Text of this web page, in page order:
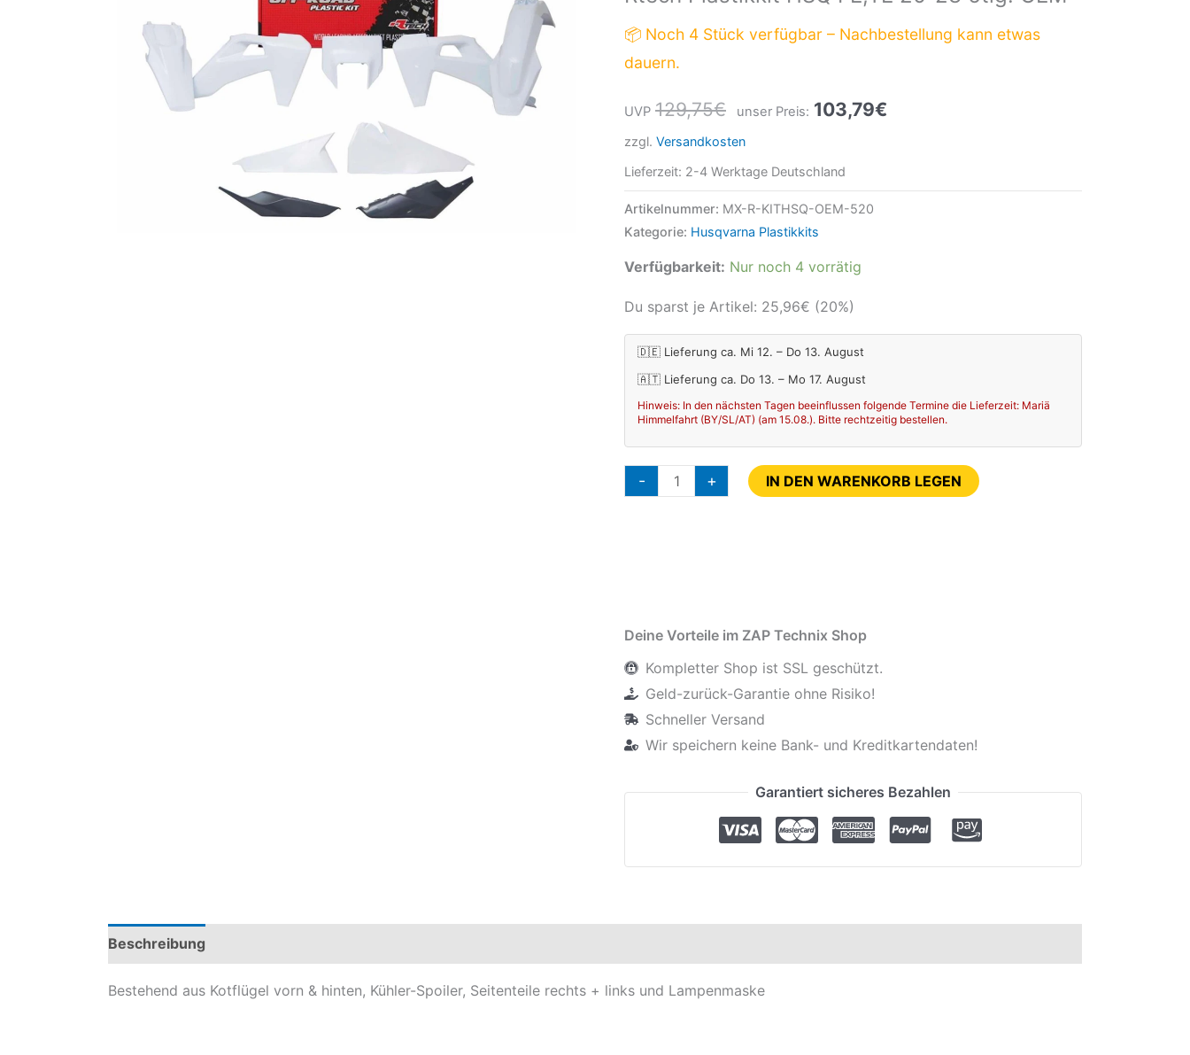
📦 Noch 4 Stück verfügbar – Nachbestellung kann etwas
dauern.
UVP 129,75€ unser Preis: 103,79€
zzgl. Versandkosten
Lieferzeit: 2-4 Werktage Deutschland
Artikelnummer: MX-R-KITHSQ-OEM-520
Kategorie: Husqvarna Plastikkits
Verfügbarkeit: Nur noch 4 vorrätig
Du sparst je Artikel: 25,96€ (20%)
🇩🇪 Lieferung ca. Mi 12. – Do 13. August
🇦🇹 Lieferung ca. Do 13. – Mo 17. August
Hinweis: In den nächsten Tagen beeinflussen folgende Termine die Lieferzeit: Mariä
Himmelfahrt (BY/SL/AT) (am 15.08.). Bitte rechtzeitig bestellen.
-
OEM
Menge
+ IN DEN WARENKORB LEGEN
Deine Vorteile im ZAP Technix Shop
Kompletter Shop ist SSL geschützt.
Geld-zurück-Garantie ohne Risiko!
Schneller Versand
Wir speichern keine Bank- und Kreditkartendaten!
Garantiert sicheres Bezahlen
Beschreibung
Bestehend aus Kotflügel vorn & hinten, Kühler-Spoiler, Seitenteile rechts + links und Lampenmaske